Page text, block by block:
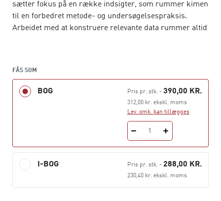
sætter fokus på en række indsigter, som rummer kimen
til en forbedret metode- og undersøgelsespraksis.
Arbejdet med at konstruere relevante data rummer altid
hvordan vi får bedre belæg for dette.
Bogen er på mange måder kronen på et imponerende og
righoldigt samfundsvidenskabeligt værk, skrevet af en
af sociologiens mest anerkendte tænkere og praktikere.
Howard S. Becker er bl.a. kendt for bogenOutsidere –
studier i afvigelsessociologi, som med tiden er blevet en
klassiker.
Evidensudgives med en grundig introduktion af lektor i
FÅS SOM
BOG Pris pr. stk.- 390,00 KR.
312,00 kr. ekskl. moms
Lev. omk. kan tillægges
1
I-BOG Pris pr. stk.- 288,00 KR.
230,40 kr. ekskl. moms